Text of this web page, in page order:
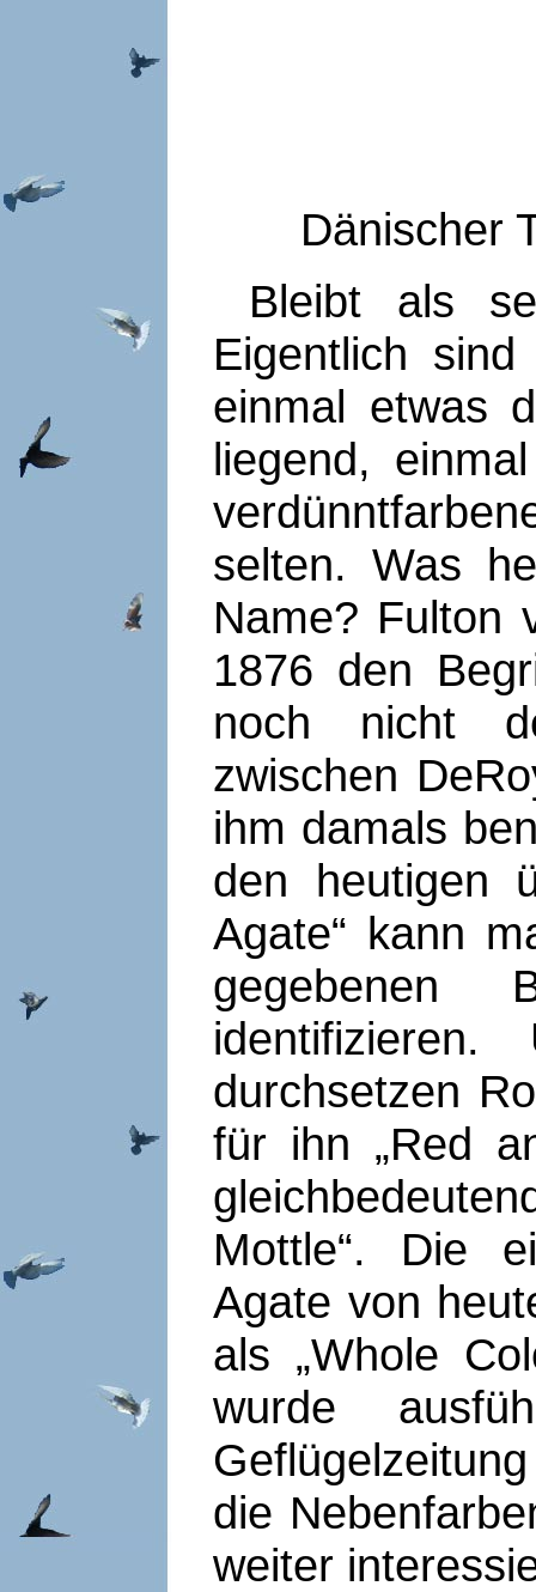
Dänischer
Bleibt als
Eigentlich
einmal etwas
liegend,
selten. Was
Name? Fulton
1876 den
noch nicht
zwischen
ihm damals
den heutigen
Agate“ kann
gegebenen
durchsetzen
für ihn „Red
Mottle“. Die
Agate von
als „Whole
wurde
die
weiter